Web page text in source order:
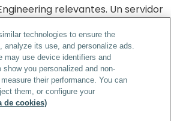
relevantes. Un servidor
ajustes mínimos, con otros
Esa es precisamente la
programar para usar MCP?
technologies to ensure the
analyze its use, and personalize ads.
may use device identifiers and
you personalized and non-
their performance. You can
them, or configure your
de cookies)